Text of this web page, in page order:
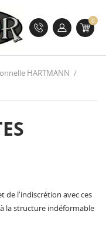
0
HARTMANN
de l'indiscrétion avec ces
la structure indéformable